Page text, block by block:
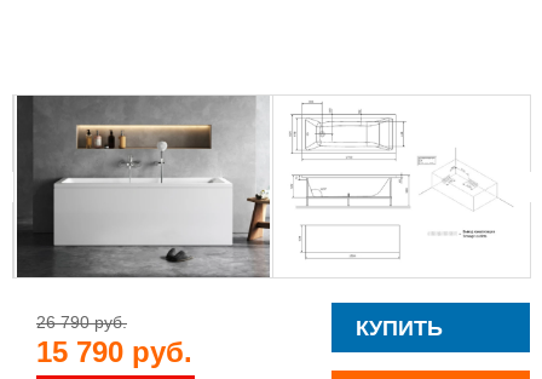
26 790 руб.
15 790 руб.
КУПИТЬ